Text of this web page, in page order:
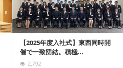
【2025年度入社式】東西同時開
催で一致団結。積極...
2,792